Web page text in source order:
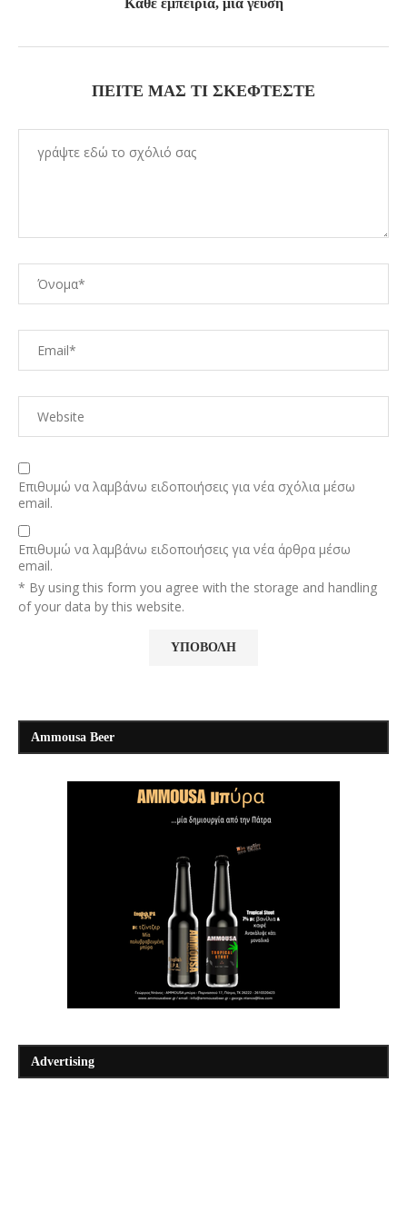
Κάθε εμπειρία, μία γεύση
ΠΕΊΤΕ ΜΑΣ ΤΙ ΣΚΈΦΤΕΣΤΕ
Επιθυμώ να λαμβάνω ειδοποιήσεις για νέα σχόλια μέσω
email.
Επιθυμώ να λαμβάνω ειδοποιήσεις για νέα άρθρα μέσω
email.
* By using this form you agree with the storage and handling
of your data by this website.
Ammousa Beer
Advertising